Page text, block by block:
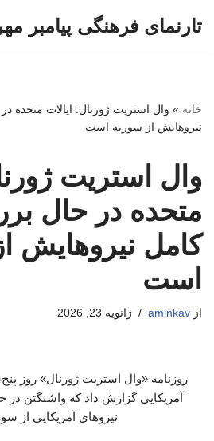
تارنمای فرهنگی پیامبر
خانه » وال استریت ژورنال: ایالات متحده
نیروهایش از سوریه است
وال استریت
متحده در حال
کامل نیروهایش
است
از aminkav ژانویه 23, 2026
روزنامه «وال استریت ژورنال» روز
آمریکایی گزارش داد که واشنگتن
نیروهای آمریکایی از